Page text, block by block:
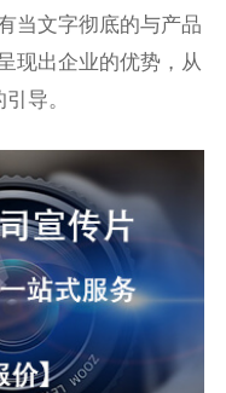
当文字彻底的与产品
现出企业的优势，从
导。